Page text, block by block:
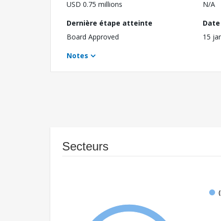
USD 0.75 millions
N/A
Dernière étape atteinte
Board Approved
15
Notes
Secteurs